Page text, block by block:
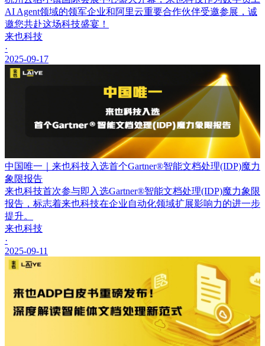
AI Agent领域的领军企业和阿里云重要合作伙伴受邀参展，诚
邀您共赴这场科技盛宴！
来也科技
·
2025-09-17
中国唯一｜来也科技入选首个Gartner®智能文档处理(IDP)魔力
象限报告
来也科技首次参与即入选Gartner®智能文档处理(IDP)魔力象限
报告，标志着来也科技在企业自动化领域扩展影响力的进一步
提升。
来也科技
·
2025-09-11